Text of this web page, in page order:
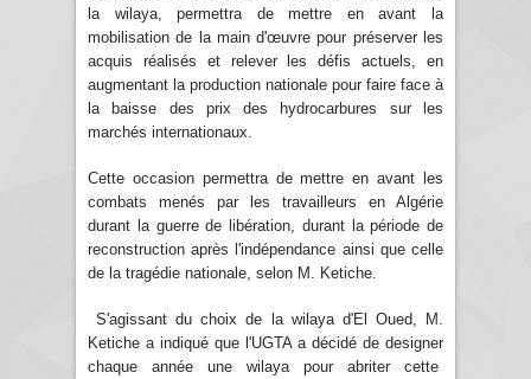
la wilaya, permettra de mettre en avant la
mobilisation de la main d'œuvre pour préserver les
acquis réalisés et relever les défis actuels, en
augmentant la production nationale pour faire face à
la baisse des prix des hydrocarbures sur les
marchés internationaux.
Cette occasion permettra de mettre en avant les
combats menés par les travailleurs en Algérie
durant la guerre de libération, durant la période de
reconstruction après l'indépendance ainsi que celle
de la tragédie nationale, selon M. Ketiche.
S'agissant du choix de la wilaya d'El Oued, M.
Ketiche a indiqué que l'UGTA a décidé de designer
chaque année une wilaya pour abriter cette